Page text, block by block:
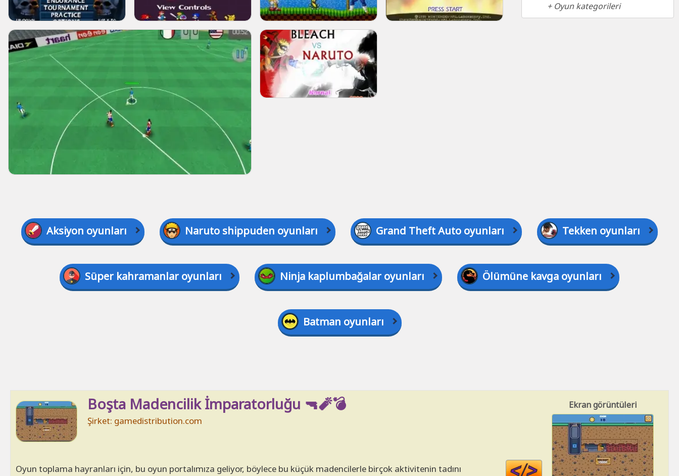
+ Oyun kategorileri
Aksiyon oyunları Naruto shippuden oyunları Grand Theft Auto oyunları Tekken oyunları
Süper kahramanlar oyunları Ninja kaplumbağalar oyunları Ölümüne kavga oyunları
Batman oyunları
Ekran görüntüleri
Boşta Madencilik İmparatorluğu 🔫🧨💣
Şirket: gamedistribution.com
Code
Oyun toplama hayranları için, bu oyun portalımıza geliyor, böylece bu küçük madencilerle birçok aktivitenin tadını